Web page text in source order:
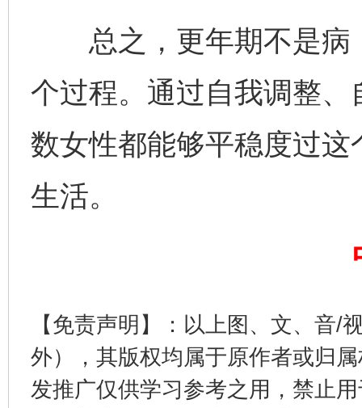
总之，更年期不是病
个过程。通过自我调整
数女性都能够平稳度过
生活。
【免责声明】：以上图、文、音/
外），其版权均属于原作者或归
发推广仅供学习参考之用，禁止
一纸欠